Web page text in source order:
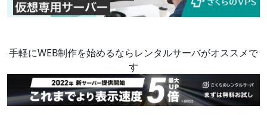
手軽にWEB制作を始めるならレンタルサーバがオススメで
す